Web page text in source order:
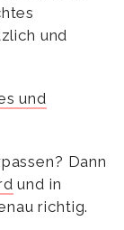
und
und
Dann
und in
richtig.